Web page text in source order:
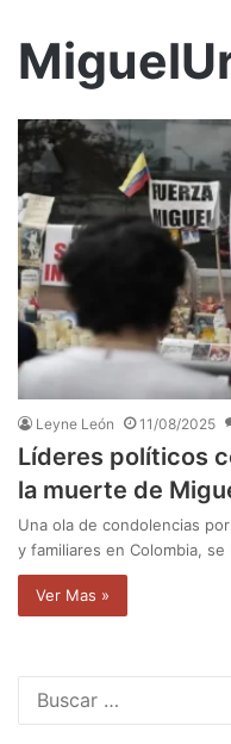
Leyne León 11/08/2025
Líderes políticos
la muerte de
Una ola de condolencias
y familiares en Colombia,
Ver Mas »